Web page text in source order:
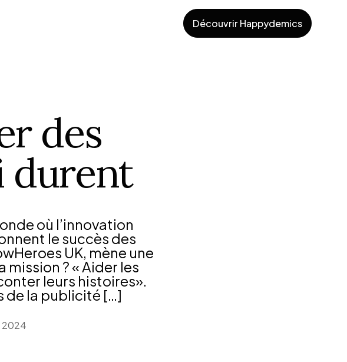
Découvrir Happydemics
des
durent
où l’innovation
le succès des
UK, mène une
? « Aider les
leurs histoires».
de la publicité […]
2024